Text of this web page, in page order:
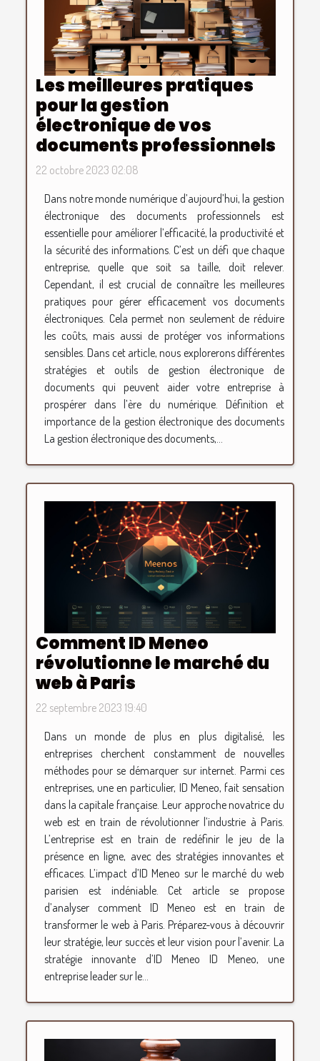
Les meilleures pratiques
pour la gestion
électronique de vos
documents professionnels
22 octobre 2023 02:08
Dans notre monde numérique d’aujourd’hui, la gestion
électronique des documents professionnels est
essentielle pour améliorer l’efficacité, la productivité et
la sécurité des informations. C’est un défi que chaque
entreprise, quelle que soit sa taille, doit relever.
Cependant, il est crucial de connaître les meilleures
pratiques pour gérer efficacement vos documents
électroniques. Cela permet non seulement de réduire
les coûts, mais aussi de protéger vos informations
sensibles. Dans cet article, nous explorerons différentes
stratégies et outils de gestion électronique de
documents qui peuvent aider votre entreprise à
prospérer dans l’ère du numérique. Définition et
importance de la gestion électronique des documents
La gestion électronique des documents,...
Comment ID Meneo
révolutionne le marché du
web à Paris
22 septembre 2023 19:40
Dans un monde de plus en plus digitalisé, les
entreprises cherchent constamment de nouvelles
méthodes pour se démarquer sur internet. Parmi ces
entreprises, une en particulier, ID Meneo, fait sensation
dans la capitale française. Leur approche novatrice du
web est en train de révolutionner l’industrie à Paris.
L’entreprise est en train de redéfinir le jeu de la
présence en ligne, avec des stratégies innovantes et
efficaces. L’impact d’ID Meneo sur le marché du web
parisien est indéniable. Cet article se propose
d’analyser comment ID Meneo est en train de
transformer le web à Paris. Préparez-vous à découvrir
leur stratégie, leur succès et leur vision pour l’avenir. La
stratégie innovante d’ID Meneo ID Meneo, une
entreprise leader sur le...